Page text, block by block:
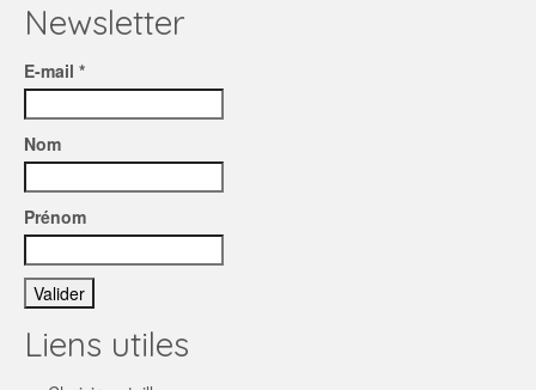
Newsletter
E-mail *
Nom
Prénom
Liens utiles